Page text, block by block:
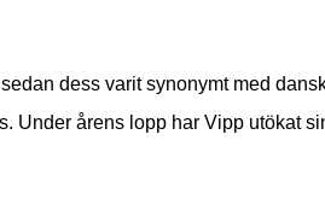
dess varit synonymt med
Under årens lopp har Vipp utökat